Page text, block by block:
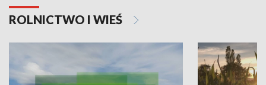
ROLNICTWO I WIEŚ